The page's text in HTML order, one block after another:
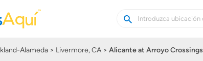
Buscar
casas
Buscar
Alameda Livermore, CA Alicante at Arroyo Crossings